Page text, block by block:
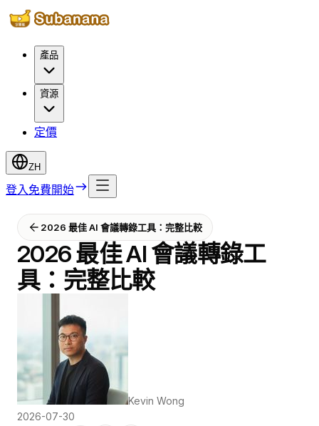
產品
資源
定價
ZH
登入 免費開始
2026 最佳 AI 會議轉錄工具：完整比較
2026 最佳 AI 會議轉錄工
具：完整比較
Kevin Wong
2026-07-30